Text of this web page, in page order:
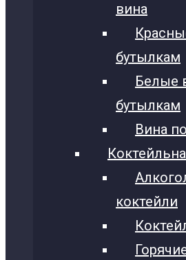
вина
бутылкам
Белые
бутылкам
Вина
коктейли